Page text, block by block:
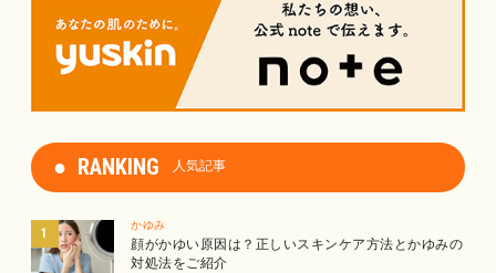
RANKING 人気記事
かゆみ
顔がかゆい原因は？正しいスキンケア方法とかゆみの
対処法をご紹介